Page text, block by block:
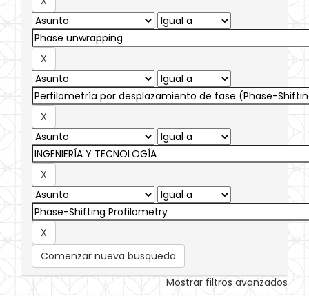
Comenzar nueva busqueda
Mostrar filtros avanzados